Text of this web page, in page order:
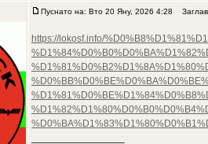
Пуснато на: Вто 20 Яну, 2026 4:28
https://lokosf.info/